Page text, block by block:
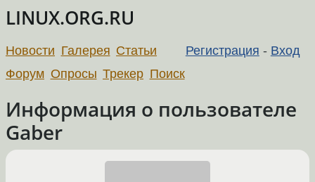
LINUX.ORG.RU
Регистрация - Вход
Новости Галерея Статьи
Форум Опросы Трекер Поиск
Информация о пользователе
Gaber